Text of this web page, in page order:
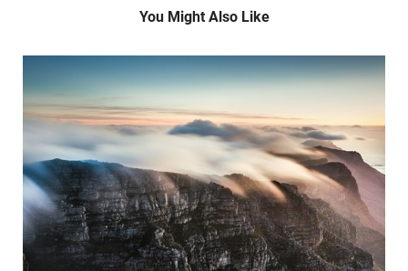
You Might Also Like